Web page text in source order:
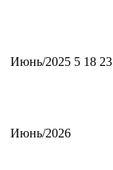
Июнь/2025 5 18 23
Июнь/2026